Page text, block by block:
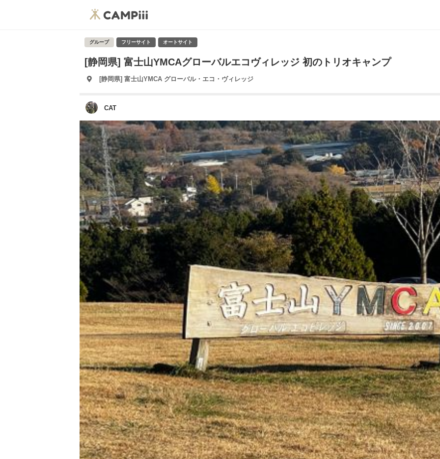
グループ フリーサイト オートサイト
[静岡県] 富士山YMCAグローバルエコヴィレッジ 初のトリオキャンプ
[静岡県] 富士山YMCA グローバル・エコ・ヴィレッジ
CAT